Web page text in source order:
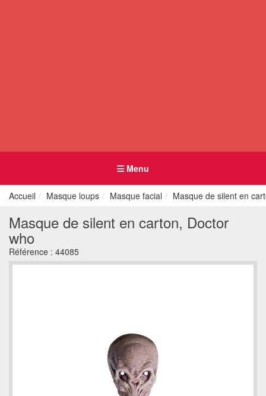
Menu
Accueil Masque loups Masque facial Masque de silent en
Masque de silent en carton, Doctor
who
Référence : 44085